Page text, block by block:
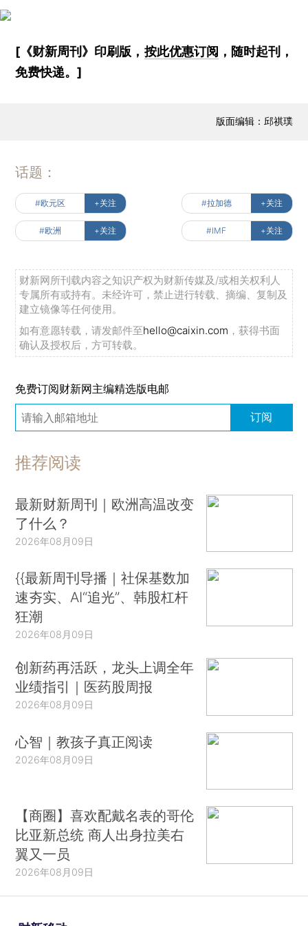
[《财新周刊》印刷版， 按此优惠订阅 ，随时起刊，
免费快递。]
版面编辑：邱祺璞
话题：
#欧元区 +关注 #拉加德 +关注
#欧洲 +关注 #IMF +关注
财新网所刊载内容之知识产权为财新传媒及/或相关权利人
专属所有或持有。未经许可，禁止进行转载、摘编、复制及
建立镜像等任何使用。
如有意愿转载，请发邮件至hello@caixin.com ，获得书面
确认及授权后，方可转载。
免费订阅财新网主编精选版电邮
订阅
推荐阅读
最新财新周刊｜欧洲高温改变
了什么？
2026年08月09日
{{最新周刊导播｜社保基数加
速夯实、AI“追光”、韩股杠杆
狂潮
2026年08月09日
创新药再活跃，龙头上调全年
业绩指引｜医药股周报
2026年08月09日
心智｜教孩子真正阅读
2026年08月09日
【商圈】喜欢配戴名表的哥伦
比亚新总统 商人出身拉美右
翼又一员
2026年08月09日